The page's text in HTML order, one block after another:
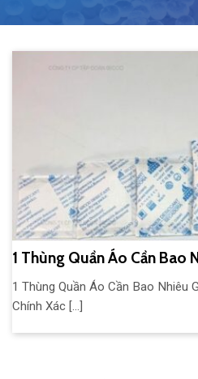
1 Thùng Quần Áo Cần Bao
1 Thùng Quần Áo Cần Bao Nhiêu
Chính Xác [...]